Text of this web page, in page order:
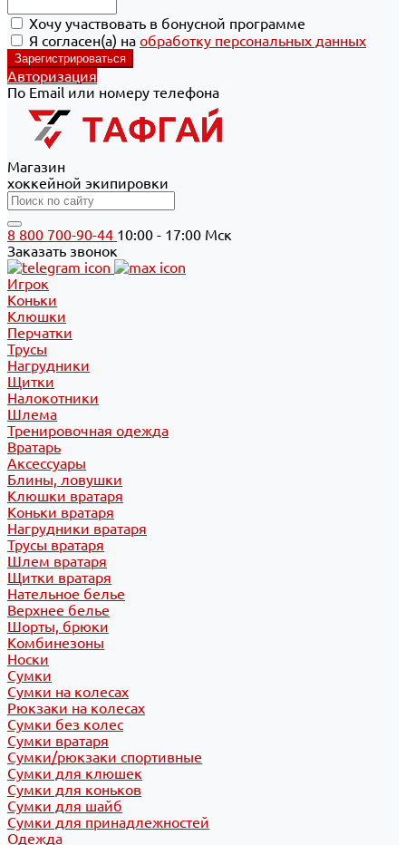
Хочу участвовать в бонусной программе
Я согласен(а) на обработку персональных данных
Авторизация
По Email или номеру телефона
Магазин
хоккейной экипировки
8 800 700-90-44 10:00 - 17:00 Мск
Заказать звонок
Игрок
Коньки
Клюшки
Перчатки
Трусы
Нагрудники
Щитки
Налокотники
Шлема
Тренировочная одежда
Вратарь
Аксессуары
Блины, ловушки
Клюшки вратаря
Коньки вратаря
Нагрудники вратаря
Трусы вратаря
Шлем вратаря
Щитки вратаря
Нательное белье
Верхнее белье
Шорты, брюки
Комбинезоны
Носки
Сумки
Сумки на колесах
Рюкзаки на колесах
Сумки без колес
Сумки вратаря
Сумки/рюкзаки спортивные
Сумки для клюшек
Сумки для коньков
Сумки для шайб
Сумки для принадлежностей
Одежда